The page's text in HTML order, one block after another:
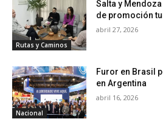
Rutas y Caminos
Salta y
de promoción
abril 27, 2026
Nacional
Furor en Brasil
en Argentina
abril 16, 2026